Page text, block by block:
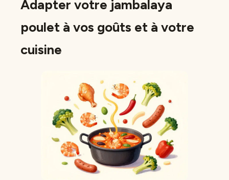
Adapter votre jambalaya
poulet à vos goûts et à votre
cuisine